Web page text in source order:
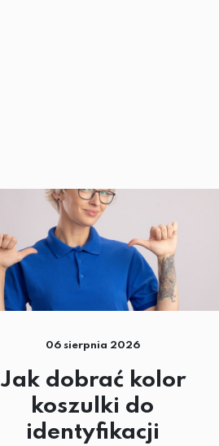
06 sierpnia 2026
Jak dobrać kolor
koszulki do
identyfikacji